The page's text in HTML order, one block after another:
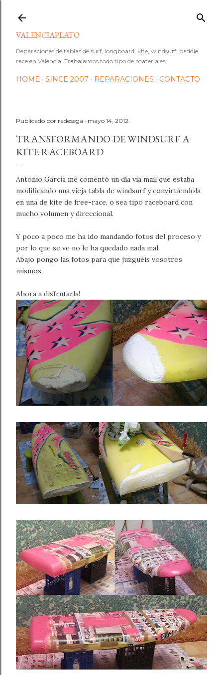
VALENCIAPLATO
Reparaciones de tablas de surf, longboard, kite, windsurf, paddle,
race en Valencia. Trabajamos todo tipo de materiales.
HOME SINCE 2007 REPARACIONES CONTACTO
Publicado por radesega mayo 14, 2012
TRANSFORMANDO DE WINDSURF A
KITE RACEBOARD
Antonio García me comentó un día via mail que estaba
modificando una vieja tabla de windsurf y convirtíendola
en una de kite de free-race, o sea tipo raceboard con
mucho volumen y direccional.
Y poco a poco me ha ido mandando fotos del proceso y
por lo que se ve no le ha quedado nada mal.
Abajo pongo las fotos para que juzguéis vosotros
mismos.
Ahora a disfrutarla!